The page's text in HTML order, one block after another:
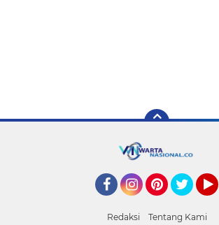
Redaksi Tentang Kami